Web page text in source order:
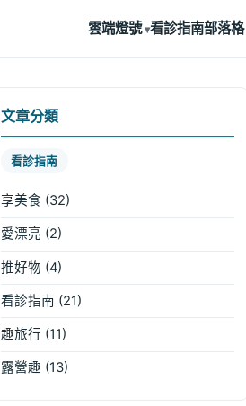
雲端燈號 看診指南部落格
文章分類
看診指南
享美食 (32)
愛漂亮 (2)
推好物 (4)
看診指南 (21)
趣旅行 (11)
露營趣 (13)